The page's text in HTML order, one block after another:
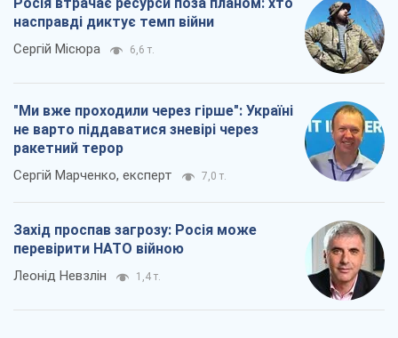
насправді диктує темп війни
Сергій Місюра 6,6 т.
"Ми вже проходили через гірше": Україні
не варто піддаватися зневірі через
ракетний терор
Сергій Марченко, експерт 7,0 т.
Захід проспав загрозу: Росія може
перевірити НАТО війною
Леонід Невзлін 1,4 т.